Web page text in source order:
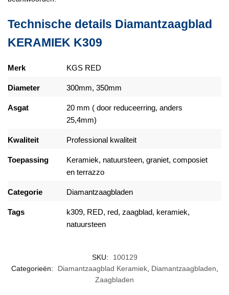
Technische details Diamantzaagblad
KERAMIEK K309
Merk KGS RED
Diameter 300mm, 350mm
Asgat
20 mm ( door reduceerring, anders
25,4mm)
Kwaliteit Professional kwaliteit
Toepassing
Keramiek, natuursteen, graniet, composiet
en terrazzo
Categorie Diamantzaagbladen
Tags
k309, RED, red, zaagblad, keramiek,
natuursteen
SKU:
100129
Categorieën:
Diamantzaagblad Keramiek, Diamantzaagbladen,
Zaagbladen